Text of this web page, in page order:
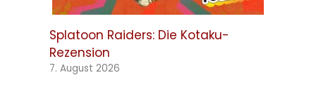
Splatoon Raiders: Die Kotaku-
Rezension
7. August 2026